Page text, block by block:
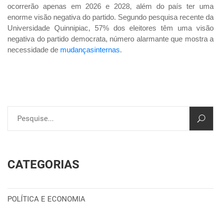
ocorrerão apenas em 2026 e 2028, além do país ter uma
enorme visão negativa do partido. Segundo pesquisa recente da
Universidade Quinnipiac, 57% dos eleitores têm uma visão
negativa do partido democrata, número alarmante que mostra a
necessidade de mudançasinternas.
CATEGORIAS
POLÍTICA E ECONOMIA